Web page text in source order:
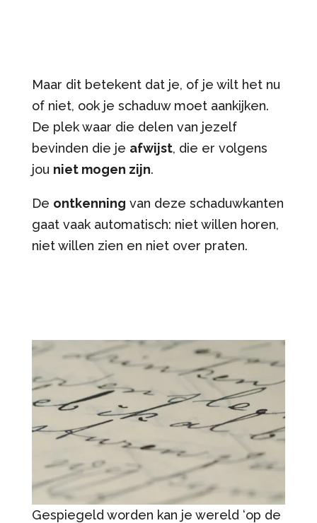
Maar dit betekent dat je, of je wilt het nu
of niet, ook je schaduw moet aankijken.
De plek waar die delen van jezelf
bevinden die je afwijst, die er volgens
jou niet mogen zijn.
De ontkenning van deze schaduwkanten
gaat vaak automatisch: niet willen horen,
niet willen zien en niet over praten.
Gespiegeld worden kan je wereld ‘op de